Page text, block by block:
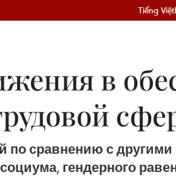
Tiếng Việt
в
сравнению с другими
гендерного